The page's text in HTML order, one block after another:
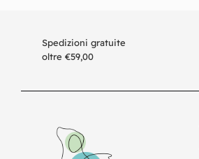
Spedizioni gratuite
oltre €59,00